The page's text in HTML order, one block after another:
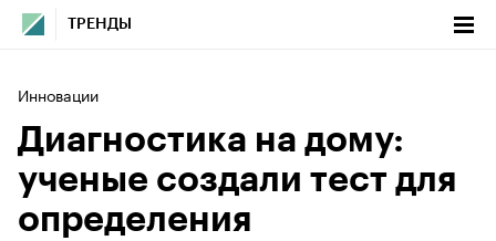
ТРЕНДЫ
Инновации
Диагностика на дому:
ученые создали тест для
определения